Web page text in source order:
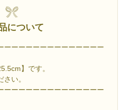
について
ーーーーーーーーーーーーーー
】です。
い。
ーーーーーーーーーーーーーー